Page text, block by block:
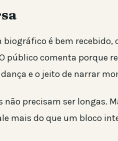
biográfico é bem
público comenta porque
e o jeito de narrar
não precisam ser longas.
mais do que um bloco